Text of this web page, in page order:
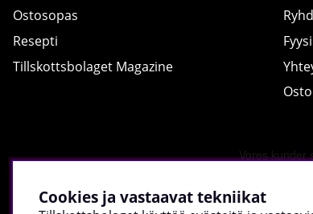
Ostosopas
Resepti
Tillskottsbolaget Magazine
Cookies ja vastaavat tekniikat